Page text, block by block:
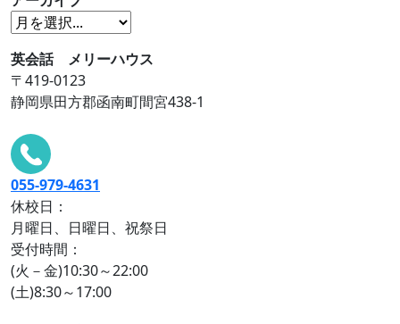
英会話 メリーハウス
〒419-0123
静岡県田方郡函南町間宮438-1
055-979-4631
休校日：
月曜日、日曜日、祝祭日
受付時間：
(火－金)10:30～22:00
(土)8:30～17:00